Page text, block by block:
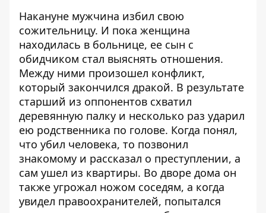
Накануне мужчина избил свою
сожительницу. И пока женщина
находилась в больнице, ее сын с
обидчиком стал выяснять отношения.
Между ними произошел конфликт,
который закончился дракой. В результате
старший из оппонентов схватил
деревянную палку и несколько раз ударил
ею родственника по голове. Когда понял,
что убил человека, то позвонил
знакомому и рассказал о преступлении, а
сам ушел из квартиры. Во дворе дома он
также угрожал ножом соседям, а когда
увидел правоохранителей, попытался